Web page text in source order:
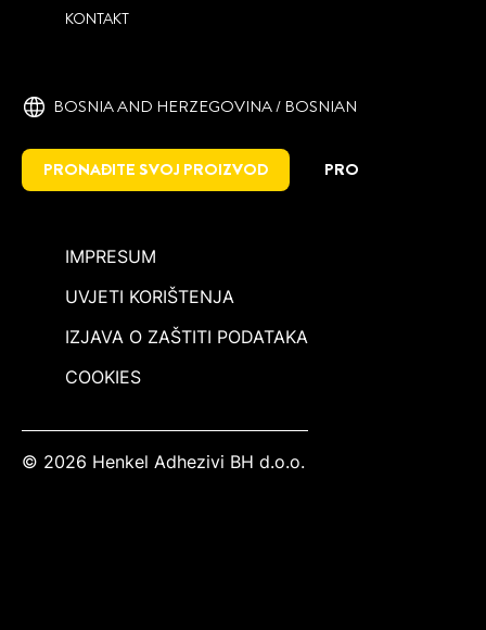
KONTAKT
BOSNIA AND HERZEGOVINA / BOSNIAN
PRONAĐITE SVOJ PROIZVOD PRO
IMPRESUM
UVJETI KORIŠTENJA
IZJAVA O ZAŠTITI PODATAKA
COOKIES
© 2026 Henkel Adhezivi BH d.o.o.